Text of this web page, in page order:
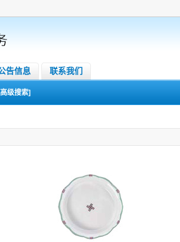
告信息 联系我们
级搜索]